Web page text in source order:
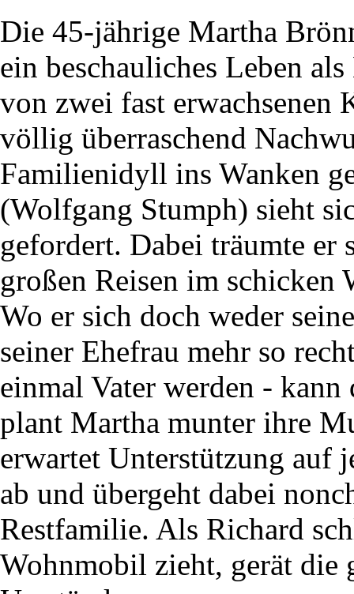
Die 45-jährige Martha
ein beschauliches Leben
von zwei fast erwachsenen
völlig überraschend
Familienidyll ins Wanken
(Wolfgang Stumph) sieht
gefordert. Dabei träumte er
großen Reisen im schicken
Wo er sich doch weder
seiner Ehefrau mehr so
einmal Vater werden -
plant Martha munter ihre
erwartet Unterstützung auf
ab und übergeht dabei
Restfamilie. Als Richard
Wohnmobil zieht, gerät die